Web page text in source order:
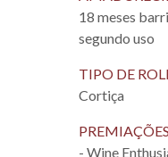
18 meses
segundo uso
TIPO DE
Cortiça
PREMIAÇÕES
- Wine